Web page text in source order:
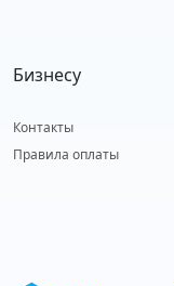
Бизнесу
Контакты
Правила оплаты